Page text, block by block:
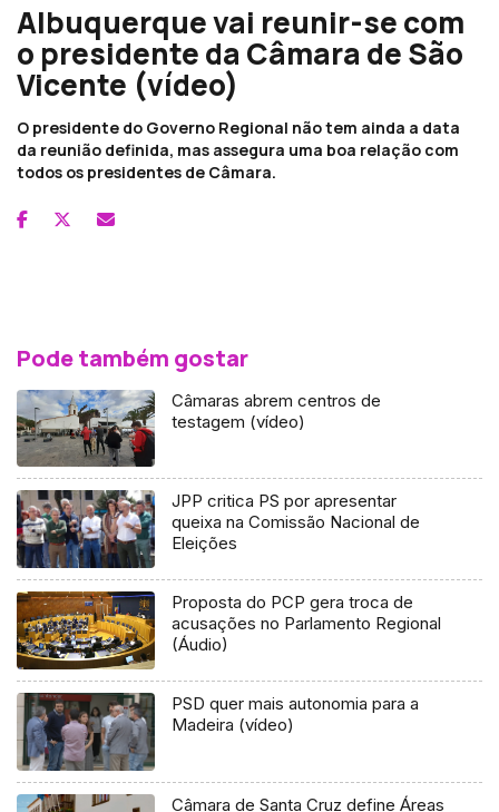
Albuquerque vai reunir-se com
o presidente da Câmara de São
Vicente (vídeo)
O presidente do Governo Regional não tem ainda a data
da reunião definida, mas assegura uma boa relação com
todos os presidentes de Câmara.
Pode também gostar
Câmaras abrem centros de
testagem (vídeo)
JPP critica PS por apresentar
queixa na Comissão Nacional de
Eleições
Proposta do PCP gera troca de
acusações no Parlamento Regional
(Áudio)
PSD quer mais autonomia para a
Madeira (vídeo)
Câmara de Santa Cruz define Áreas